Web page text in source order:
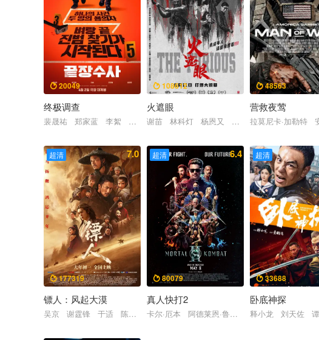
20049
终极调查
裴晟祐 郑家蓝 李絮 赵汉哲 尹敬浩
 108612
火遮眼
谢苗 林科灯 杨恩又 黎唯 岩永丞威 萨哈贾
48563
营救夜莺
拉莫尼卡·加勒特
超清 7.0
177319
镖人：风起大漠
吴京 谢霆锋 于适 陈丽君 孙艺洲 此沙 李云霄 梁家辉 张晋 惠英
超清 6.4
 80079
真人快打2
卡尔·厄本 阿德莱恩·鲁道夫 杰西卡·麦克娜
超清
 33688
卧底神探
释小龙 刘天佐